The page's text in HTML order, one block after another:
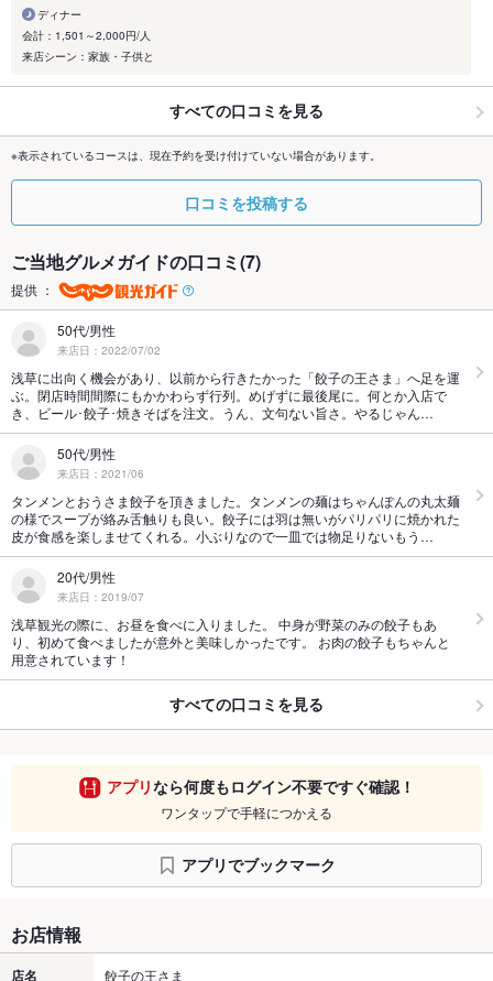
ディナー
会計：1,501～2,000円/人
来店シーン：家族・子供と
すべての口コミを見る
※表示されているコースは、現在予約を受け付けていない場合があります。
口コミを投稿する
ご当地グルメガイドの口コミ(7)
提供 ：
50代/男性
来店日：2022/07/02
浅草に出向く機会があり、以前から行きたかった「餃子の王さま」へ足を運
ぶ。閉店時間間際にもかかわらず行列。めげずに最後尾に。何とか入店で
き、ビール･餃子･焼きそばを注文。うん、文句ない旨さ。やるじゃん…
50代/男性
来店日：2021/06
タンメンとおうさま餃子を頂きました。タンメンの麺はちゃんぽんの丸太麺
の様でスープが絡み舌触りも良い。餃子には羽は無いがパリパリに焼かれた
皮が食感を楽しませてくれる。小ぶりなので一皿では物足りないもう…
20代/男性
来店日：2019/07
浅草観光の際に、お昼を食べに入りました。 中身が野菜のみの餃子もあ
り、初めて食べましたが意外と美味しかったです。 お肉の餃子もちゃんと
用意されています！
すべての口コミを見る
アプリなら何度もログイン不要ですぐ確認！
ワンタップで手軽につかえる
アプリでブックマーク
お店情報
店名 餃子の王さま